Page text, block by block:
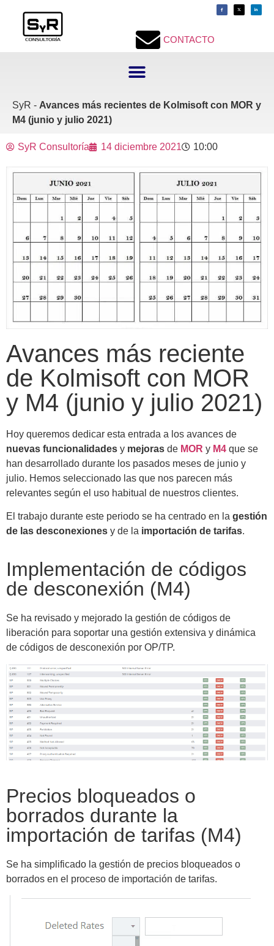
CONTACTO
SyR - Avances más recientes de Kolmisoft con MOR y
M4 (junio y julio 2021)
SyR Consultoría 14 diciembre 2021 10:00
Avances más reciente
de Kolmisoft con MOR
y M4 (junio y julio 2021)
Hoy queremos dedicar esta entrada a los avances de
nuevas funcionalidades y mejoras de MOR y M4 que se
han desarrollado durante los pasados meses de junio y
julio. Hemos seleccionado las que nos parecen más
relevantes según el uso habitual de nuestros clientes.
El trabajo durante este periodo se ha centrado en la gestión
de las desconexiones y de la importación de tarifas.
Implementación de códigos
de desconexión (M4)
Se ha revisado y mejorado la gestión de códigos de
liberación para soportar una gestión extensiva y dinámica
de códigos de desconexión por OP/TP.
Precios bloqueados o
borrados durante la
importación de tarifas (M4)
Se ha simplificado la gestión de precios bloqueados o
borrados en el proceso de importación de tarifas.